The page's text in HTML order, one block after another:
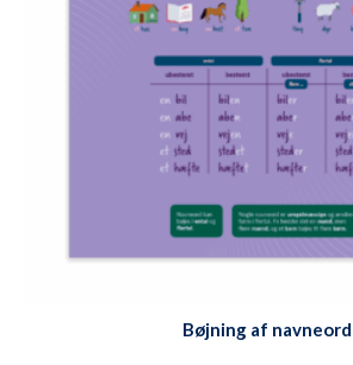
Bøjning af navneord